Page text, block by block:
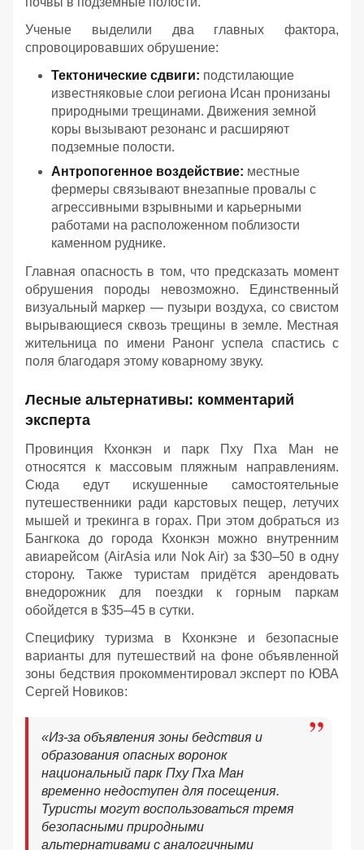
Ученые выделили два главных фактора,
спровоцировавших обрушение:
Тектонические сдвиги: подстилающие
известняковые слои региона Исан пронизаны
природными трещинами. Движения земной
коры вызывают резонанс и расширяют
подземные полости.
Антропогенное воздействие: местные
фермеры связывают внезапные провалы с
агрессивными взрывными и карьерными
работами на расположенном поблизости
каменном руднике.
Главная опасность в том, что предсказать момент
обрушения породы невозможно. Единственный
визуальный маркер — пузыри воздуха, со свистом
вырывающиеся сквозь трещины в земле. Местная
жительница по имени Ранонг успела спастись с
поля благодаря этому коварному звуку.
Лесные альтернативы: комментарий
эксперта
Провинция Кхонкэн и парк Пху Пха Ман не
относятся к массовым пляжным направлениям.
Сюда едут искушенные самостоятельные
путешественники ради карстовых пещер, летучих
мышей и трекинга в горах. При этом добраться из
Бангкока до города Кхонкэн можно внутренним
авиарейсом (AirAsia или Nok Air) за $30–50 в одну
сторону. Также туристам придётся арендовать
внедорожник для поездки к горным паркам
обойдется в $35–45 в сутки.
Специфику туризма в Кхонкэне и безопасные
варианты для путешествий на фоне объявленной
зоны бедствия прокомментировал эксперт по ЮВА
Сергей Новиков:
«Из-за объявления зоны бедствия и
образования опасных воронок
национальный парк Пху Пха Ман
временно недоступен для посещения.
Туристы могут воспользоваться тремя
безопасными природными
альтернативами с аналогичными